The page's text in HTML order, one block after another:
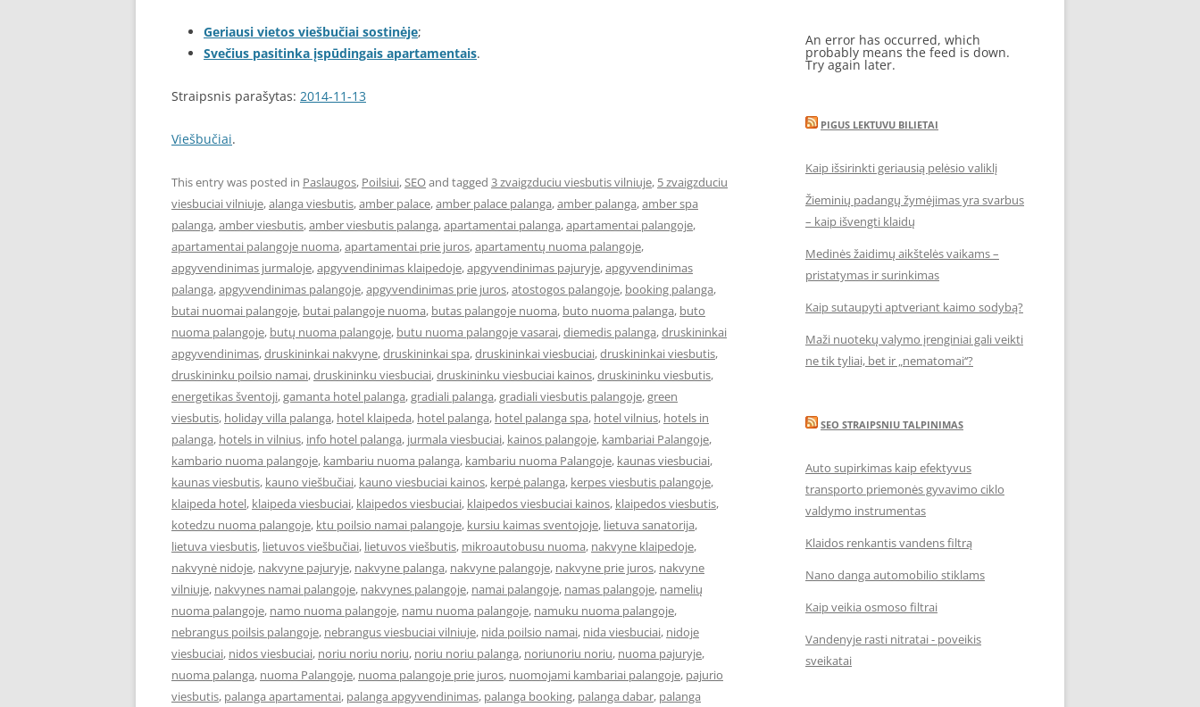
Geriausi vietos viešbučiai sostinėje;
Svečius pasitinka įspūdingais apartamentais.
Straipsnis parašytas: 2014-11-13
Viešbučiai.
This entry was posted in Paslaugos, Poilsiui,SEOand tagged 3 zvaigzduciu viesbutis vilniuje, 5 zvaigzduciu
viesbuciai vilniuje,alanga viesbutis,amber palace,amber palace palanga,amber palanga,amber spa
palanga,amber viesbutis,amber viesbutis palanga,apartamentai palanga,apartamentai palangoje,
apartamentai palangoje nuoma,apartamentai prie juros,apartamentų nuoma palangoje,
apgyvendinimas jurmaloje,apgyvendinimas klaipedoje,apgyvendinimas pajuryje,apgyvendinimas
palanga,apgyvendinimas palangoje,apgyvendinimas prie juros,atostogos palangoje, booking palanga,
butai nuomai palangoje, butai palangoje nuoma, butas palangoje nuoma, buto nuoma palanga, buto
nuoma palangoje, butų nuoma palangoje, butu nuoma palangoje vasarai,diemedis palanga,druskininkai
apgyvendinimas,druskininkai nakvyne,druskininkai spa,druskininkai viesbuciai,druskininkai viesbutis,
druskininku poilsio namai,druskininku viesbuciai,druskininku viesbuciai kainos,druskininku viesbutis,
energetikas šventoji,gamanta hotel palanga,gradiali palanga,gradiali viesbutis palangoje,green
viesbutis, holiday villa palanga, hotel klaipeda, hotel palanga, hotel palanga spa, hotel vilnius, hotels in
palanga, hotels in vilnius, info hotel palanga, jurmala viesbuciai, kainos palangoje, kambariai Palangoje,
kambario nuoma palangoje, kambariu nuoma palanga, kambariu nuoma Palangoje, kaunas viesbuciai,
kaunas viesbutis, kauno viešbučiai, kauno viesbuciai kainos, kerpė palanga, kerpes viesbutis palangoje,
klaipeda hotel, klaipeda viesbuciai, klaipedos viesbuciai, klaipedos viesbuciai kainos, klaipedos viesbutis,
kotedzu nuoma palangoje, ktu poilsio namai palangoje, kursiu kaimas sventojoje, lietuva sanatorija,
lietuva viesbutis, lietuvos viešbučiai, lietuvos viešbutis, mikroautobusu nuoma, nakvyne klaipedoje,
nakvynė nidoje, nakvyne pajuryje, nakvyne palanga, nakvyne palangoje, nakvyne prie juros, nakvyne
vilniuje, nakvynes namai palangoje, nakvynes palangoje, namai palangoje, namas palangoje, namelių
nuoma palangoje, namo nuoma palangoje, namu nuoma palangoje, namuku nuoma palangoje,
nebrangus poilsis palangoje, nebrangus viesbuciai vilniuje, nida poilsio namai, nida viesbuciai, nidoje
viesbuciai, nidos viesbuciai, noriu noriu noriu, noriu noriu palanga, noriunoriu noriu, nuoma pajuryje,
nuoma palanga, nuoma Palangoje, nuoma palangoje prie juros, nuomojami kambariai palangoje, pajurio
viesbutis, palanga apartamentai, palanga apgyvendinimas, palanga booking, palanga dabar, palanga
An error has occurred, which
probably means the feed is down.
Try again later.
PIGUS LEKTUVU BILIETAI
Kaip išsirinkti geriausią pelėsio valiklį
Žieminių padangų žymėjimas yra svarbus
– kaip išvengti klaidų
Medinės žaidimų aikštelės vaikams –
pristatymas ir surinkimas
Kaip sutaupyti aptveriant kaimo sodybą?
Maži nuotekų valymo įrenginiai gali veikti
ne tik tyliai, bet ir „nematomai‘‘?
SEO STRAIPSNIU TALPINIMAS
Auto supirkimas kaip efektyvus
transporto priemonės gyvavimo ciklo
valdymo instrumentas
Klaidos renkantis vandens filtrą
Nano danga automobilio stiklams
Kaip veikia osmoso filtrai
Vandenyje rasti nitratai - poveikis
sveikatai